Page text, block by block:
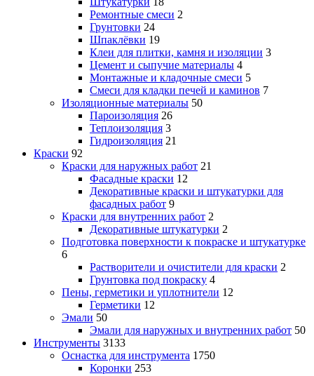
Ремонтные смеси 2
Грунтовки 24
Шпаклёвки 19
Клеи для плитки, камня и изоляции 3
Цемент и сыпучие материалы 4
Монтажные и кладочные смеси 5
Смеси для кладки печей и каминов 7
Изоляционные материалы 50
Пароизоляция 26
Теплоизоляция 3
Гидроизоляция 21
Краски 92
Краски для наружных работ 21
Фасадные краски 12
Декоративные краски и штукатурки для
фасадных работ 9
Краски для внутренних работ 2
Декоративные штукатурки 2
Подготовка поверхности к покраске и штукатурке
6
Растворители и очистители для краски 2
Грунтовка под покраску 4
Пены, герметики и уплотнители 12
Герметики 12
Эмали 50
Эмали для наружных и внутренних работ 50
Инструменты 3133
Оснастка для инструмента 1750
Коронки 253